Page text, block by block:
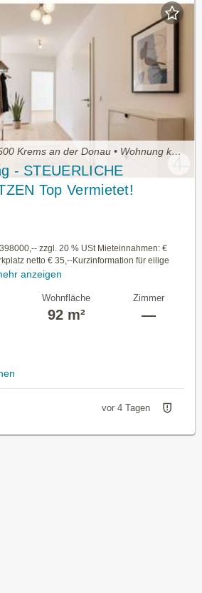
Flieglerinstraße 40, 3500 Krems an der Donau • Wohnung kaufen
- STEUERLICHE
Top Vermietet!
zzgl. 20 % USt Mieteinnahmen: €
netto € 35,--Kurzinformation für eilige
anzeigen
Wohnfläche
92 m²
Zimmer
—
vor 4 Tagen